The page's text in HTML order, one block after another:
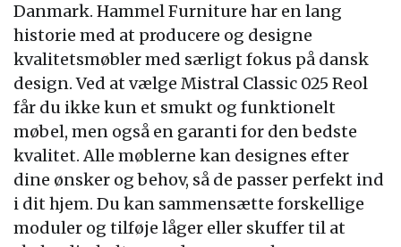
Danmark. Hammel Furniture har en lang
historie med at producere og designe
kvalitetsmøbler med særligt fokus på dansk
design. Ved at vælge Mistral Classic 025 Reol
får du ikke kun et smukt og funktionelt
møbel, men også en garanti for den bedste
kvalitet. Alle møblerne kan designes efter
dine ønsker og behov, så de passer perfekt ind
i dit hjem. Du kan sammensætte forskellige
moduler og tilføje låger eller skuffer til at